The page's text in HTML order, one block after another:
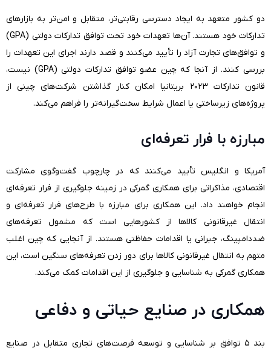
دو کشور متعهد به ایجاد دسترسی رقابتی‌تر، متقابل و امن‌تر به بازارهای
تدارکات خود هستند. آن‌ها تعهدات خود تحت توافق تدارکات دولتی (GPA
)
و توافق‌های تجارت آزاد را تأیید می‌کنند و قصد دارند اجرای این تعهدات را
بررسی کنند. از آنجا که چین عضو توافق تدارکات دولتی (GPA) نیست،
قانون تدارکات ۲۰۲۳ بریتانیا امکان کنار گذاشتن شرکت‌های چینی از
پروژه‌های زیرساختی یا اعمال شرایط سخت‌گیرانه‌تر را فراهم می‌کند.
مبارزه با فرار تعرفه‌ای
آمریکا و انگلیس تأیید می‌کنند که در چارچوب گفت‌وگوی مشارکت
اقتصادی، مذاکراتی برای همکاری گمرکی در زمینه جلوگیری از فرار تعرفه‌ای
انجام خواهند داد. این همکاری برای مبارزه با طرح‌های فرار تعرفه‌ای و
انتقال غیرقانونی کالاها از کشورهایی است که مشمول تعرفه‌های
ضددامپینگ، جبرانی یا اقدامات حفاظتی هستند. از آنجایی که چین اغلب
متهم به انتقال غیرقانونی کالاها برای دور زدن تعرفه‌های سنگین است، این
همکاری گمرکی به شناسایی و جلوگیری از این اقدامات کمک می‌کند.
همکاری در صنایع حیاتی و دفاعی
بند ۵ توافق بر شناسایی و توسعه فرصت‌های تجاری متقابل در صنایع